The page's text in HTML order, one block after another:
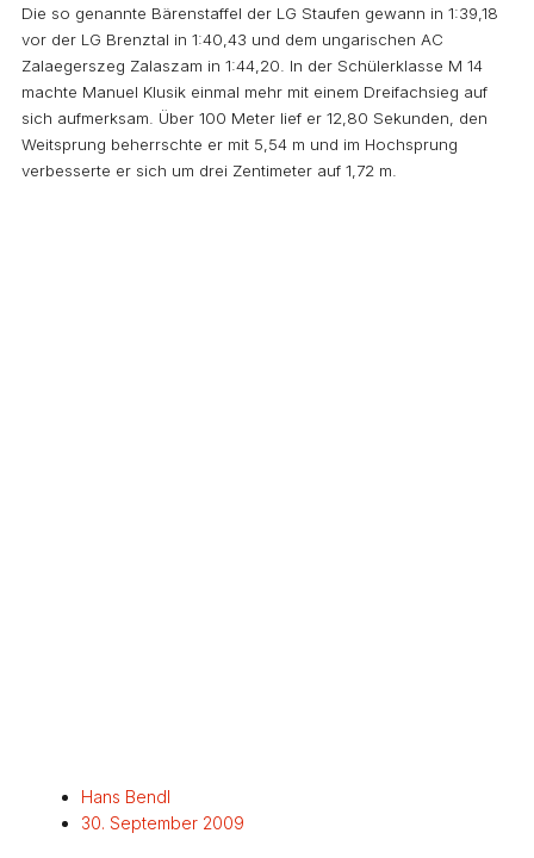
Die so genannte Bärenstaffel der LG Staufen gewann in 1:39,18
vor der LG Brenztal in 1:40,43 und dem ungarischen AC
Zalaegerszeg Zalaszam in 1:44,20. In der Schülerklasse M 14
machte Manuel Klusik einmal mehr mit einem Dreifachsieg auf
sich aufmerksam. Über 100 Meter lief er 12,80 Sekunden, den
Weitsprung beherrschte er mit 5,54 m und im Hochsprung
verbesserte er sich um drei Zentimeter auf 1,72 m.
Hans Bendl
30. September 2009